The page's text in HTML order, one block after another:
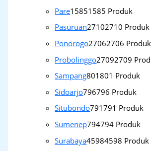
Pare15851585 Produk
Pasuruan27102710 Produk
Ponorogo27062706 Produk
Probolinggo27092709
Sampang801801 Produk
Sidoarjo796796 Produk
Situbondo791791 Produk
Sumenep794794 Produk
Surabaya45984598 Produk